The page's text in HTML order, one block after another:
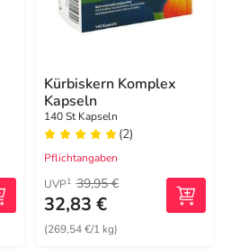
Kürbiskern Komplex
Kapseln
140 St Kapseln
(2)
Pflichtangaben
UVP1 39,95 €
32,83 €
(269,54 €/1 kg)